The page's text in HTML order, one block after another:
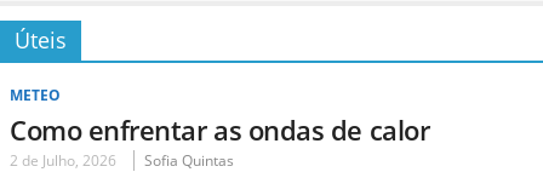
Úteis
METEO
Como enfrentar as ondas de calor
2 de Julho, 2026 Sofia Quintas